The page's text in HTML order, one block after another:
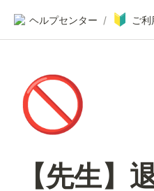
ヘルプセンター / 🔰 ご利
🚫
【先生】